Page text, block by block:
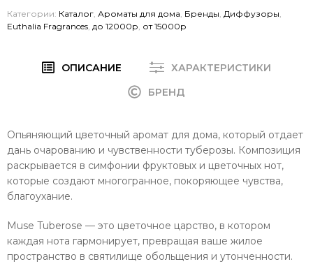
Категории: Каталог Ароматы для дома Бренды Диффузоры
Euthalia Fragrances до 12000р от 15000р
ОПИСАНИЕ
ХАРАКТЕРИСТИКИ
БРЕНД
Опьяняющий цветочный аромат для дома, который отдает
дань очарованию и чувственности туберозы. Композиция
раскрывается в симфонии фруктовых и цветочных нот,
которые создают многогранное, покоряющее чувства,
благоухание.
Muse Tuberose — это цветочное царство, в котором
каждая нота гармонирует, превращая ваше жилое
пространство в святилище обольщения и утонченности.